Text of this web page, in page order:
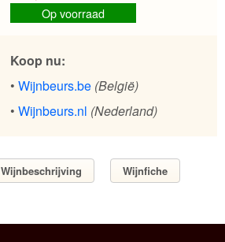
Op voorraad
Koop nu:
• Wijnbeurs.be (België)
• Wijnbeurs.nl (Nederland)
Wijnbeschrijving Wijnfiche